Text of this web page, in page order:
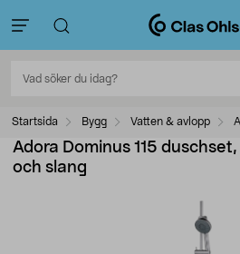
Startsida Bygg Vatten & avlopp
Adora Dominus 115
och slang